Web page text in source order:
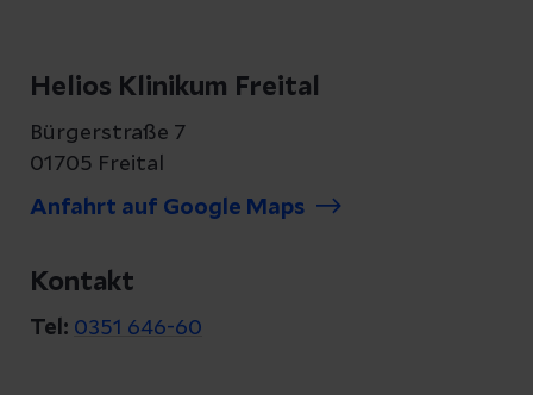
Helios Klinikum Freital
Bürgerstraße 7
01705 Freital
Anfahrt auf Google Maps
Kontakt
Tel: 0351 646-60